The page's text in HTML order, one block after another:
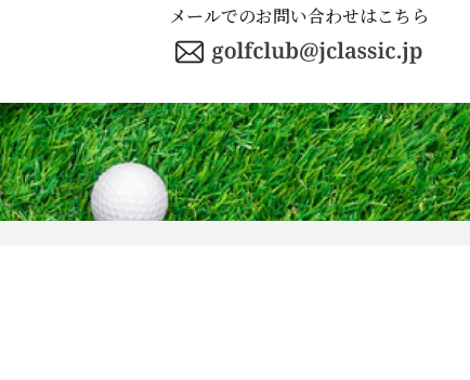
メールでのお問い合わせはこちら